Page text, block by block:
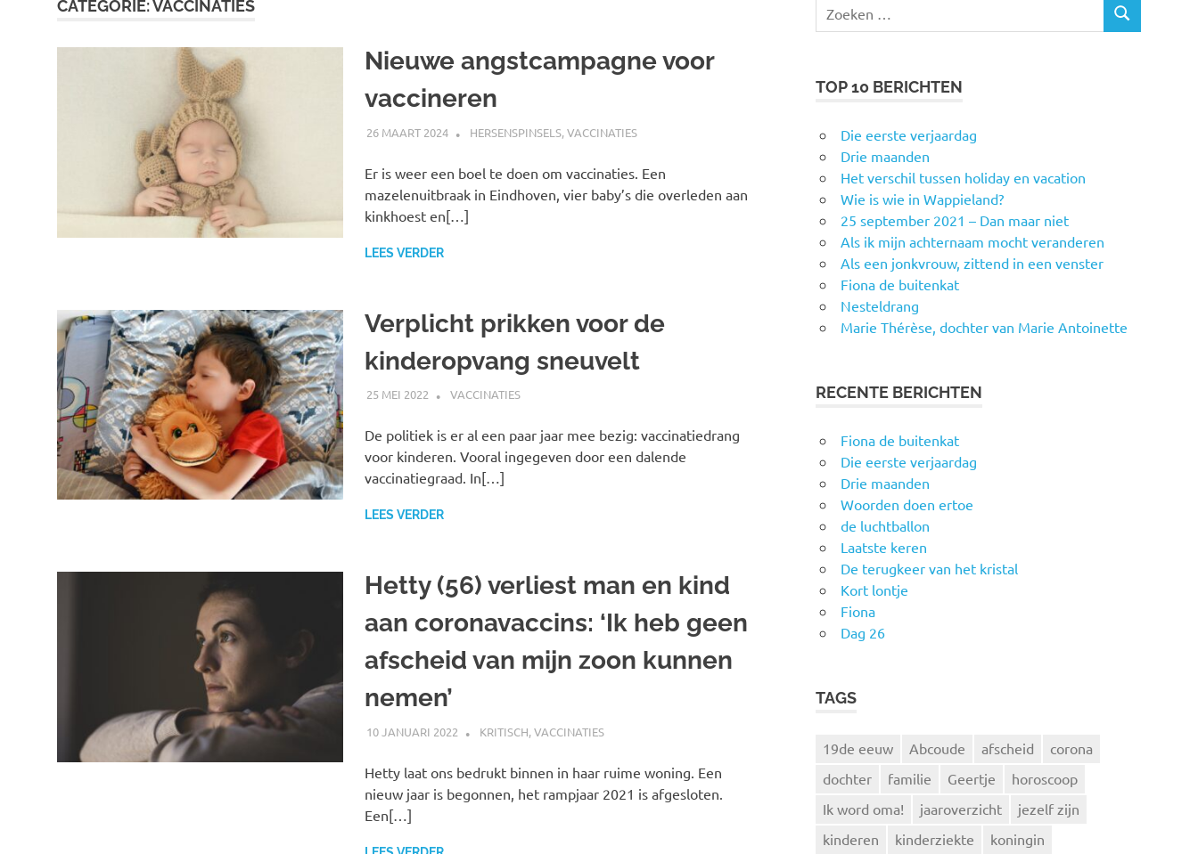
CATEGORIE:VACCINATIES
Nieuwe angstcampagne voor
vaccineren
26 MAART 2024 MARJOLEIN
HERSENSPINSELS,VACCINATIES
Er is weer een boel te doen om vaccinaties. Een
mazelenuitbraak in Eindhoven, vier baby’s die overleden aan
kinkhoest en[…]
LEES VERDER
Verplicht prikken voor de
kinderopvang sneuvelt
25 MEI 2022 MARJOLEIN
VACCINATIES
De politiek is er al een paar jaar mee bezig: vaccinatiedrang
voor kinderen. Vooral ingegeven door een dalende
vaccinatiegraad. In[…]
LEES VERDER
Hetty (56) verliest man en kind
aan coronavaccins: ‘Ik heb geen
afscheid van mijn zoon kunnen
nemen’
10 JANUARI 2022 MARJOLEIN
KRITISCH,VACCINATIES
Hetty laat ons bedrukt binnen in haar ruime woning. Een
nieuw jaar is begonnen, het rampjaar 2021 is afgesloten.
Een[…]
naar:
ZOEKEN
TOP 10 BERICHTEN
Die eerste verjaardag
Drie maanden
Het verschil tussen holiday en vacation
Wie is wie in Wappieland?
25 september 2021 – Dan maar niet
Als ik mijn achternaam mocht veranderen
Als een jonkvrouw, zittend in een venster
Fiona de buitenkat
Nesteldrang
Marie Thérèse, dochter van Marie Antoinette
RECENTE BERICHTEN
Fiona de buitenkat
Die eerste verjaardag
Drie maanden
Woorden doen ertoe
de luchtballon
Laatste keren
De terugkeer van het kristal
Kort lontje
Fiona
Dag 26
TAGS
19de eeuw Abcoude afscheid
corona
dochter
familie Geertje
horoscoop
Ik word oma!
jaaroverzicht
jezelf zijn
kinderen
kinderziekte
koningin